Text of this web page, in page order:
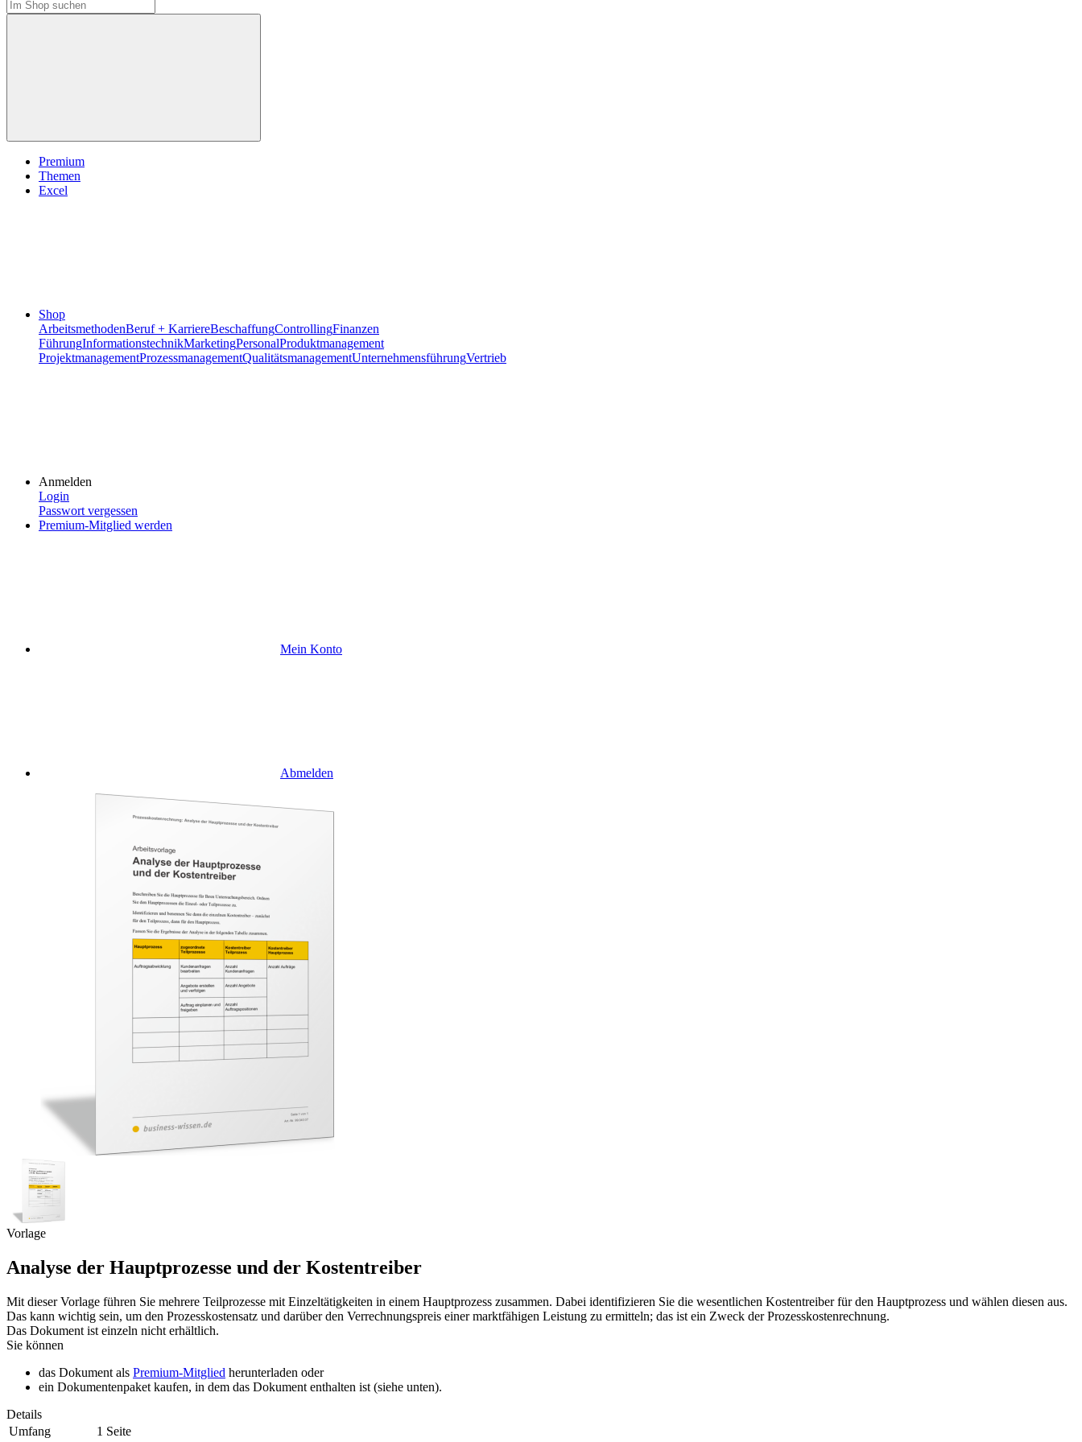
Premium
Themen
Excel
Shop
ArbeitsmethodenBeruf + KarriereBeschaffungControllingFinanzen
FührungInformationstechnikMarketingPersonalProduktmanagement
ProjektmanagementProzessmanagementQualitätsmanagementUnternehmensführungVertrieb
Anmelden
Login
Passwort vergessen
Premium-Mitglied werden
Mein Konto
Abmelden
Vorlage
Analyse der Hauptprozesse und der Kostentreiber
Mit dieser Vorlage führen Sie mehrere Teilprozesse mit Einzeltätigkeiten in einem Hauptprozess zusammen. Dabei identifizieren Sie die wesentlichen Kostentreiber für den Hauptprozess und wählen diesen aus.
Das kann wichtig sein, um den Prozesskostensatz und darüber den Verrechnungspreis einer marktfähigen Leistung zu ermitteln; das ist ein Zweck der Prozesskostenrechnung.
Das Dokument ist einzeln nicht erhältlich.
Sie können
das Dokument als Premium-Mitglied herunterladen oder
ein Dokumentenpaket kaufen, in dem das Dokument enthalten ist (siehe unten).
Details
Umfang
1 Seite